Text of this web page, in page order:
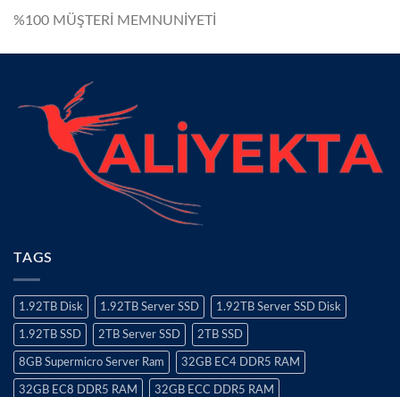
%100 MÜŞTERİ MEMNUNİYETİ
TAGS
1.92TB Disk 1.92TB Server SSD 1.92TB Server SSD Disk
1.92TB SSD 2TB Server SSD 2TB SSD
8GB Supermicro Server Ram 32GB EC4 DDR5 RAM
32GB EC8 DDR5 RAM 32GB ECC DDR5 RAM